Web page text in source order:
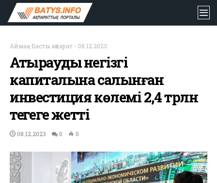
Аймақ- Басты ақпарат - 08.12.2023
Атыраудың негізгі
капиталына салынған
инвестиция көлемі 2,4 трлн
теңгеге жетті
08.12.2023 0 0